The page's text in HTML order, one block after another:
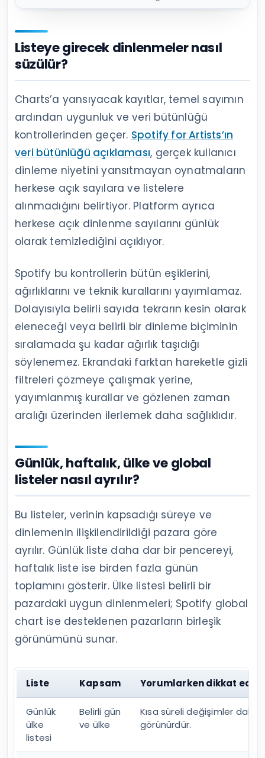
Listeye girecek dinlenmeler nasıl
süzülür?
Charts’a yansıyacak kayıtlar, temel sayımın
ardından uygunluk ve veri bütünlüğü
kontrollerinden geçer. Spotify for Artists’ın
veri bütünlüğü açıklaması, gerçek kullanıcı
dinleme niyetini yansıtmayan oynatmaların
herkese açık sayılara ve listelere
alınmadığını belirtiyor. Platform ayrıca
herkese açık dinlenme sayılarını günlük
olarak temizlediğini açıklıyor.
Spotify bu kontrollerin bütün eşiklerini,
ağırlıklarını ve teknik kurallarını yayımlamaz.
Dolayısıyla belirli sayıda tekrarın kesin olarak
eleneceği veya belirli bir dinleme biçiminin
sıralamada şu kadar ağırlık taşıdığı
söylenemez. Ekrandaki farktan hareketle gizli
filtreleri çözmeye çalışmak yerine,
yayımlanmış kurallar ve gözlenen zaman
aralığı üzerinden ilerlemek daha sağlıklıdır.
Günlük, haftalık, ülke ve global
listeler nasıl ayrılır?
Bu listeler, verinin kapsadığı süreye ve
dinlemenin ilişkilendirildiği pazara göre
ayrılır. Günlük liste daha dar bir pencereyi,
haftalık liste ise birden fazla günün
toplamını gösterir. Ülke listesi belirli bir
pazardaki uygun dinlenmeleri; Spotify global
chart ise desteklenen pazarların birleşik
görünümünü sunar.
Liste Kapsam Yorumlarken dikkat
Günlük
ülke
listesi
Belirli gün
ve ülke
Kısa süreli değişimler daha
görünürdür.